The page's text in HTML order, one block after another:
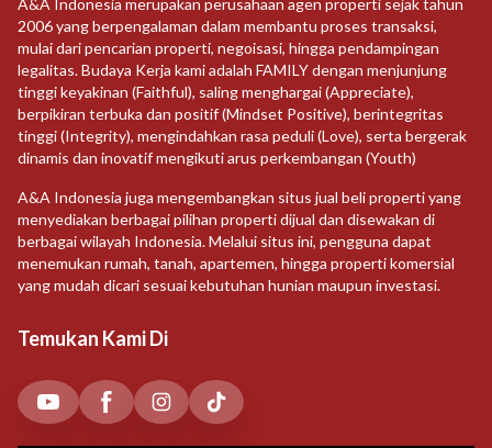
A&A Indonesia merupakan perusahaan agen properti sejak tahun
2006 yang berpengalaman dalam membantu proses transaksi,
mulai dari pencarian properti, negoisasi, hingga pendampingan
legalitas. Budaya Kerja kami adalah FAMILY dengan menjunjung
tinggi keyakinan (Faithful), saling menghargai (Appreciate),
berpikiran terbuka dan positif (Mindset Positive), berintegritas
tinggi (Integrity), mengindahkan rasa peduli (Love), serta bergerak
dinamis dan inovatif mengikuti arus perkembangan (Youth)
A&A Indonesia juga mengembangkan situs jual beli properti yang
menyediakan berbagai pilihan properti dijual dan disewakan di
berbagai wilayah Indonesia. Melalui situs ini, pengguna dapat
menemukan rumah, tanah, apartemen, hingga properti komersial
yang mudah dicari sesuai kebutuhan hunian maupun investasi.
Temukan Kami Di